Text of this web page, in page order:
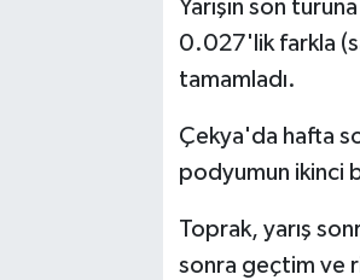
Yarışın son
0.027'lik farkla
tamamladı.
Çekya'da hafta
podyumun ikinci
Toprak, yarış
sonra geçtim ve